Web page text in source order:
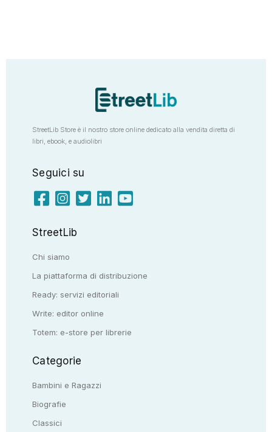
StreetLib Store è il nostro store online dedicato alla vendita diretta di
libri, ebook, e audiolibri
Seguici su
StreetLib
Chi siamo
La piattaforma di distribuzione
Ready: servizi editoriali
Write: editor online
Totem: e-store per librerie
Categorie
Bambini e Ragazzi
Biografie
Classici